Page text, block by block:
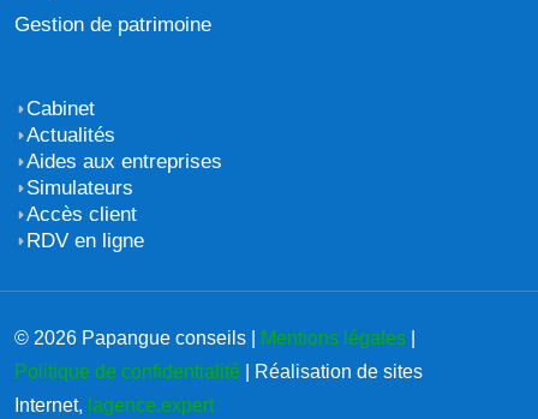
Gestion de patrimoine
Cabinet
Actualités
Aides aux entreprises
Simulateurs
Accès client
RDV en ligne
© 2026 Papangue conseils | Mentions légales
Politique de confidentialité | Réalisation de sites
Internet, lagence.expert